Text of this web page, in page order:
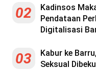
02
Kadinsos
Pendataan
Digitalisasi
03
Kabur ke
Seksual